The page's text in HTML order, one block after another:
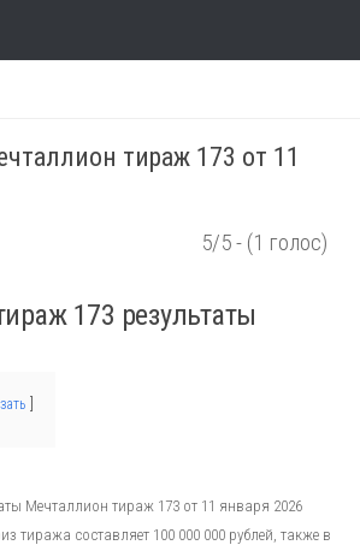
тираж 173 от 11
5/5 - (1 голос)
173 результаты
Мечталлион тираж 173 от 11 января 2026
тиража составляет 100 000 000 рублей, также в